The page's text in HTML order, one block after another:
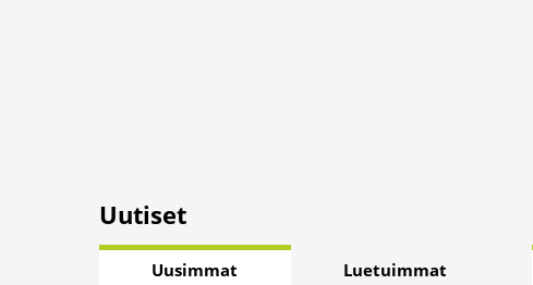
Uutiset
Uusimmat Luetuimmat